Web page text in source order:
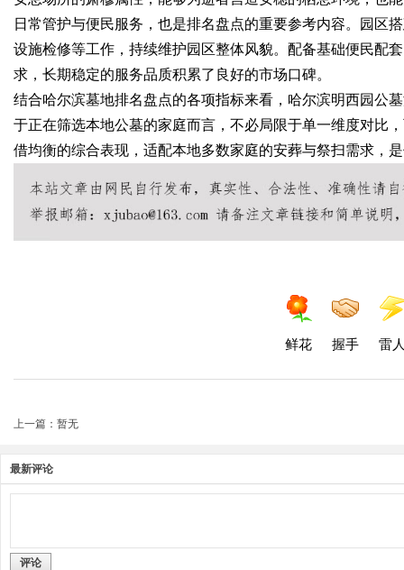
日常管护与便民服务，也是排名盘点的重要参考内容。园区
设施检修等工作，持续维护园区整体风貌。配备基础便民配
求，长期稳定的服务品质积累了良好的市场口碑。
结合哈尔滨墓地排名盘点的各项指标来看，哈尔滨明西园公
于正在筛选本地公墓的家庭而言，不必局限于单一维度对比
借均衡的综合表现，适配本地多数家庭的安葬与祭扫需求，
鲜花 握手 雷
上一篇：暂无
最新评论
评论